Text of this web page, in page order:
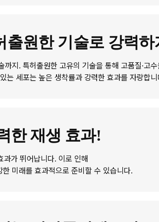
출원한 기술로 강력하
지. 특허출원한 고유의 기술을 통해 고품질·고수
는 세포는 높은 생착률과 강력한 효과를 자랑합니
한 재생 효과!
가 뛰어납니다. 이로 인해
미래를 효과적으로 준비할 수 있습니다.